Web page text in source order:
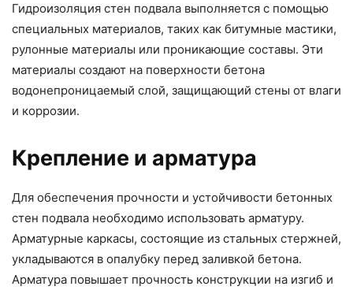
Гидроизоляция стен подвала выполняется с помощью
специальных материалов, таких как битумные мастики,
рулонные материалы или проникающие составы. Эти
материалы создают на поверхности бетона
водонепроницаемый слой, защищающий стены от влаги
и коррозии.
Крепление и арматура
Для обеспечения прочности и устойчивости бетонных
стен подвала необходимо использовать арматуру.
Арматурные каркасы, состоящие из стальных стержней,
укладываются в опалубку перед заливкой бетона.
Арматура повышает прочность конструкции на изгиб и